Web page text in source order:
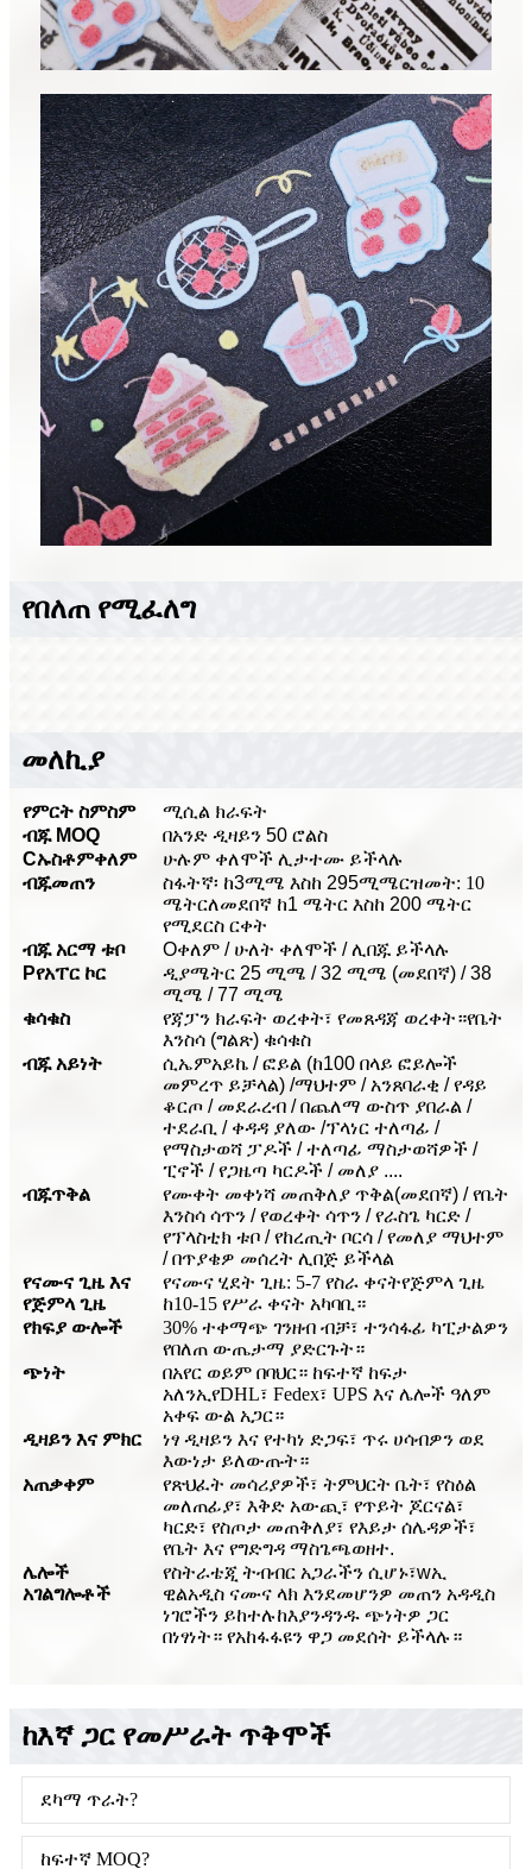
የበለጠ የሚፈለግ
መለኪያ
የምርት ስምስም
ሚሲል ክራፍት
ብጁ MOQ
በአንድ ዲዛይን 50 ሮልስ
Cኡስቶምቀለም
ሁሉም ቀለሞች ሊታተሙ ይችላሉ
ብጁመጠን ስፋትኛ፡ ከ3ሚሜ እስከ 295ሚሜርዝመት: 10
ሜትርለመደበኛ ከ1 ሜትር እስከ 200 ሜትር
የሚደርስ ርቀት
ብጁ አርማ ቱቦ
Oቀለም / ሁለት ቀለሞች / ሊበጁ ይችላሉ
Pየአፐር ኮር
ዲያሜትር 25 ሚሜ / 32 ሚሜ (መደበኛ) / 38
ሚሜ / 77 ሚሜ
ቁሳቁስ
የጃፓን ክራፍት ወረቀት፣ የመጸዳጃ ወረቀት።የቤት
እንስሳ (ግልጽ) ቁሳቁስ
ብጁ አይነት
ሲኤምአይኬ / ፎይል (ከ100 በላይ ፎይሎች
መምረጥ ይቻላል) /ማህተም / አንጸባራቂ / የዳይ
ቆርጦ / መደራረብ / በጨለማ ውስጥ ያበራል /
ተደራቢ / ቀዳዳ ያለው /ፕላነር ተለጣፊ /
የማስታወሻ ፓዶች / ተለጣፊ ማስታወሻዎች /
ፒኖች / የጋዜጣ ካርዶች / መለያ ....
ብጁጥቅል የሙቀት መቀነሻ መጠቅለያ ጥቅል(መደበኛ) / የቤት
እንስሳ ሳጥን / የወረቀት ሳጥን / የራስጌ ካርድ /
የፕላስቲክ ቱቦ / የከረጢት ቦርሳ / የመለያ ማህተም
/ በጥያቄዎ መሰረት ሊበጅ ይችላል
የናሙና ጊዜ እና
የጅምላ ጊዜ
የናሙና ሂደት ጊዜ: 5-7 የስራ ቀናትየጅምላ ጊዜ
ከ10-15 የሥራ ቀናት አካባቢ።
የክፍያ ውሎች
30% ተቀማጭ ገንዘብ ብቻ፣ ተንሳፋፊ ካፒታልዎን
የበለጠ ውጤታማ ያድርጉት።
ጭነት
በአየር ወይም በባህር። ከፍተኛ ከፍታ
አለንኢየDHL፣ Fedex፣ UPS እና ሌሎች ዓለም
አቀፍ ውል አጋር።
ዲዛይን እና ምክር
ነፃ ዲዛይን እና የተካነ ድጋፍ፣ ጥሩ ሀሳብዎን ወደ
እውነታ ይለውጡት።
አጠቃቀም
የጽህፈት መሳሪያዎች፣ ትምህርት ቤት፣ የስዕል
መለጠፊያ፣ እቅድ አውጪ፣ የጥይት ጆርናል፣
ካርድ፣ የስጦታ መጠቅለያ፣ የእይታ ሰሌዳዎች፣
የቤት እና የግድግዳ ማስጌጫወዘተ.
ሌሎች
አገልግሎቶች
የስትራቴጂ ትብብር አጋራችን ሲሆኑ፣wኢ
ዊልአዲስ ናሙና ላክ እንደመሆንዎ መጠን አዳዲስ
ነገሮችን ይከተሉከእያንዳንዱ ጭነትዎ ጋር
በነፃነት። የአከፋፋዩን ዋጋ መደሰት ይችላሉ።
ከእኛ ጋር የመሥራት ጥቅሞች
ደካማ ጥራት?
ከፍተኛ MOQ?